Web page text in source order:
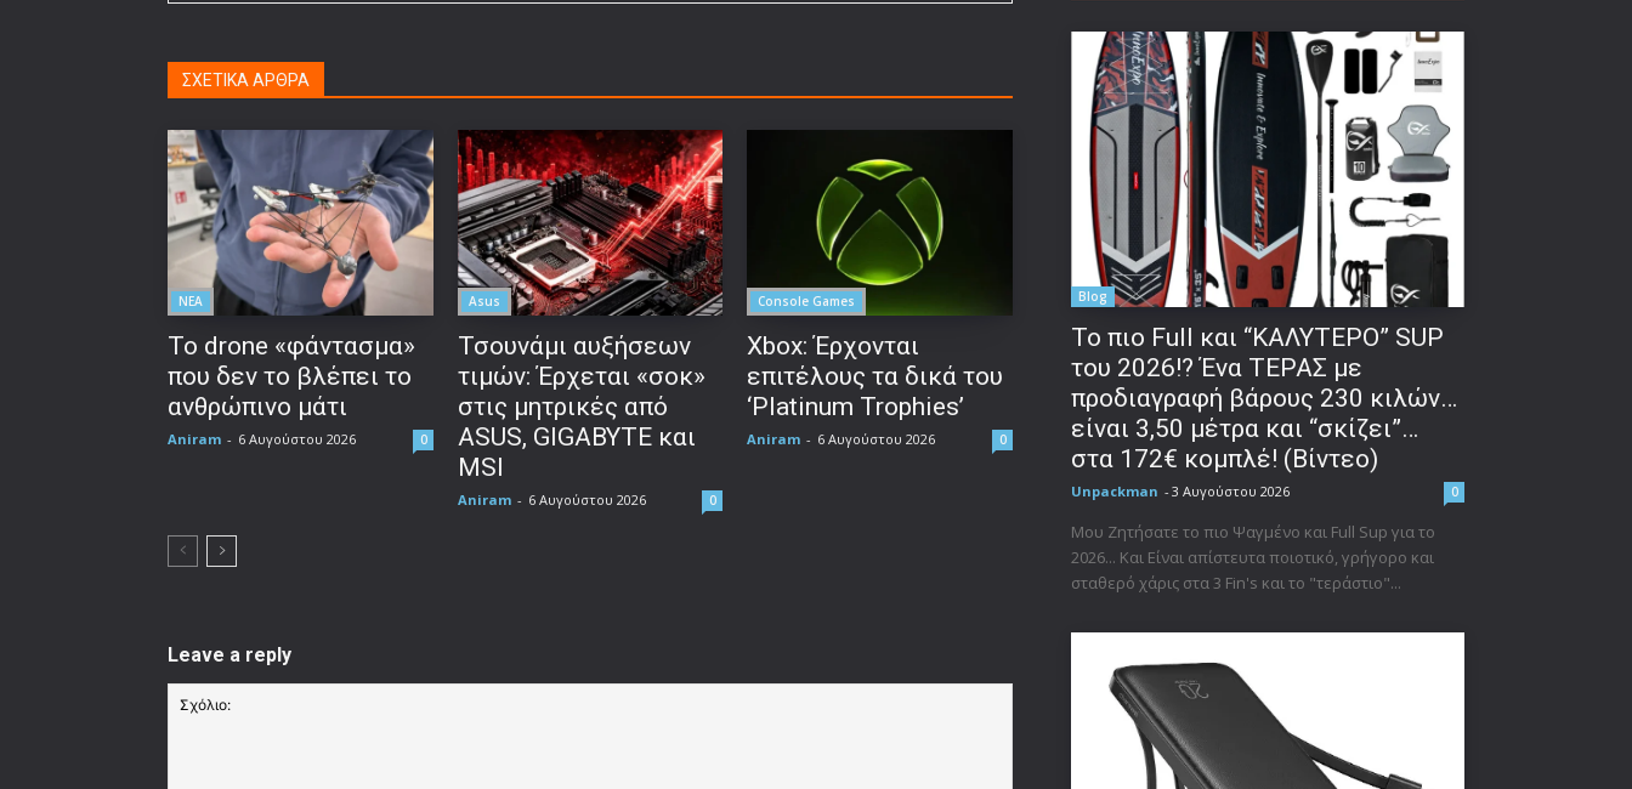
ΣΧΕΤΙΚΑ ΑΡΘΡΑ
ΝΕΑ
Το drone «φάντασμα»
που δεν το βλέπει το
ανθρώπινο μάτι
Aniram - 6 Αυγούστου 2026 0
Asus
Τσουνάμι αυξήσεων
τιμών: Έρχεται «σοκ»
στις μητρικές από
ASUS, GIGABYTE και
MSI
Aniram - 6 Αυγούστου 2026 0
Console Games
Xbox: Έρχονται
επιτέλους τα δικά του
‘Platinum Trophies’
Aniram - 6 Αυγούστου 2026 0
Leave a reply
Blog
To πιο Full και “ΚΑΛΥΤΕΡΟ” SUP
του 2026!? Ένα ΤΕΡΑΣ με
προδιαγραφή βάρους 230 κιλών…
είναι 3,50 μέτρα και “σκίζει”…
στα 172€ κομπλέ! (Βίντεο)
Unpackman - 3 Αυγούστου 2026 0
Μου Ζητήσατε το πιο Ψαγμένο και Full Sup για το
2026... Και Είναι απίστευτα ποιοτικό, γρήγορο και
σταθερό χάρις στα 3 Fin's και το "τεράστιο"...